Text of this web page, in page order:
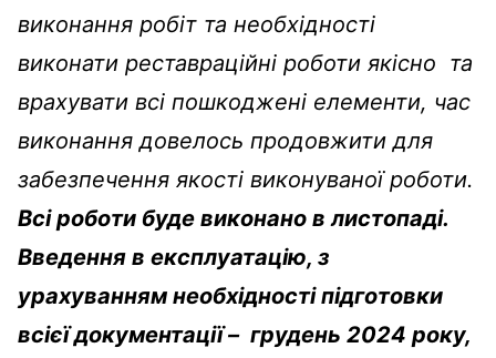
виконання робіт та необхідності
виконати реставраційні роботи якісно та
врахувати всі пошкоджені елементи, час
виконання довелось продовжити для
забезпечення якості виконуваної роботи.
Всі роботи буде виконано в листопаді.
Введення в експлуатацію, з
урахуванням необхідності підготовки
всієї документації – грудень 2024 року,